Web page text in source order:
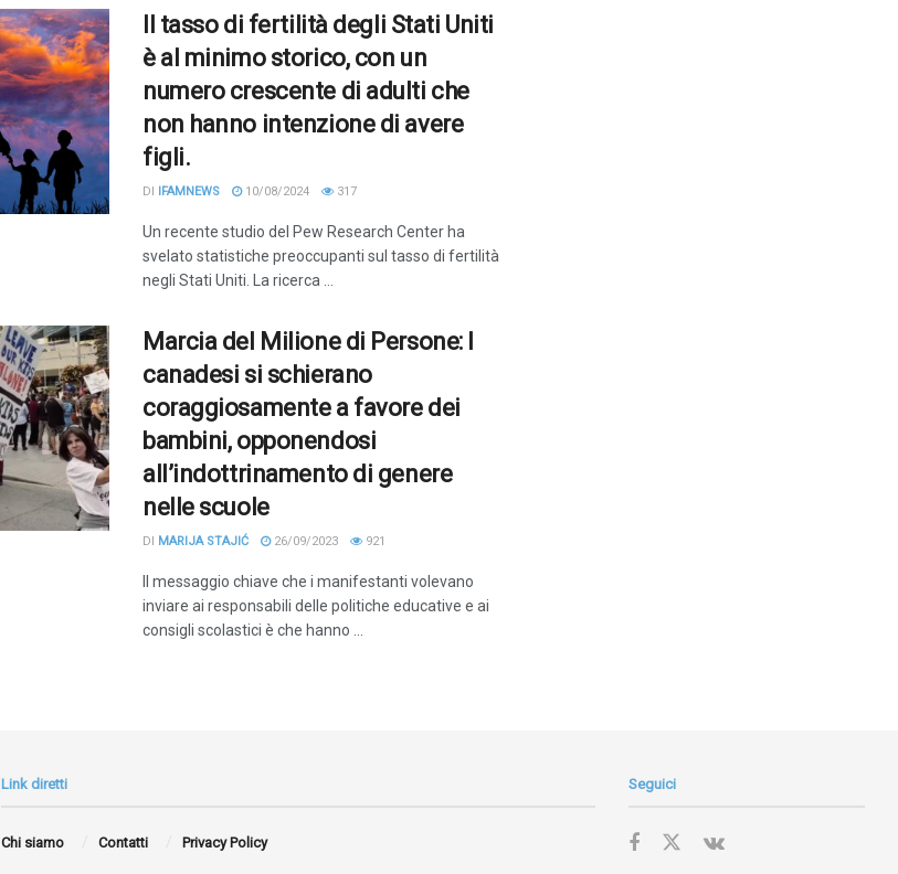
Il tasso di fertilità degli Stati Uniti
è al minimo storico, con un
numero crescente di adulti che
non hanno intenzione di avere
figli.
DI IFAMNEWS 10/08/2024 317
Un recente studio del Pew Research Center ha
svelato statistiche preoccupanti sul tasso di fertilità
negli Stati Uniti. La ricerca ...
Marcia del Milione di Persone: I
canadesi si schierano
coraggiosamente a favore dei
bambini, opponendosi
all’indottrinamento di genere
nelle scuole
DI MARIJA STAJIĆ 26/09/2023 921
Il messaggio chiave che i manifestanti volevano
inviare ai responsabili delle politiche educative e ai
consigli scolastici è che hanno ...
Link diretti
Chi siamo Contatti Privacy Policy
Seguici